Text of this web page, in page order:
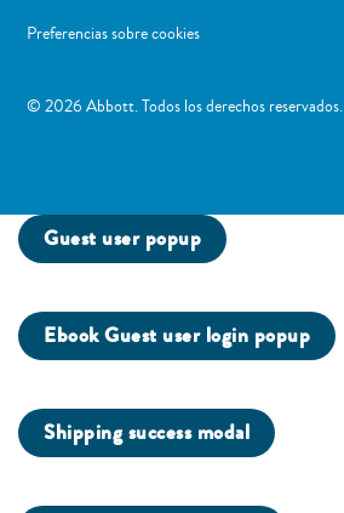
Preferencias sobre cookies
​© 2026 Abbott. Todos los derechos reservados.
Guest user popup
Ebook Guest user login popup
Shipping success modal